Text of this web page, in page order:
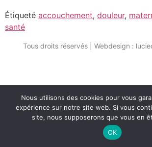
Étiqueté accouchement, douleur,
santé
Tous droits réservés | Webdesign :
Nous utilisons des cookies pour vous
expérience sur notre site web. Si vous
site, nous supposerons que vous en
OK